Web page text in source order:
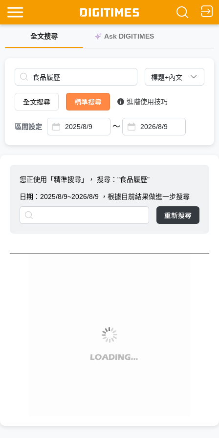
全文搜尋 Ask DIGITIMES
全文搜尋 精準搜尋 進階使用技巧
區間設定 ～
您正使用「精準搜尋」， 搜尋："食品履歷"
日期： 2025/8/9~2026/8/9 ，根據目前結果做進一步搜尋
重新搜尋